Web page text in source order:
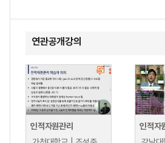
연관공개강의
인적자원관리
인적자